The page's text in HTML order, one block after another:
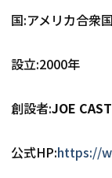
国:アメリカ合衆国
設立:2000年
創設者:JOE
公式HP:https://